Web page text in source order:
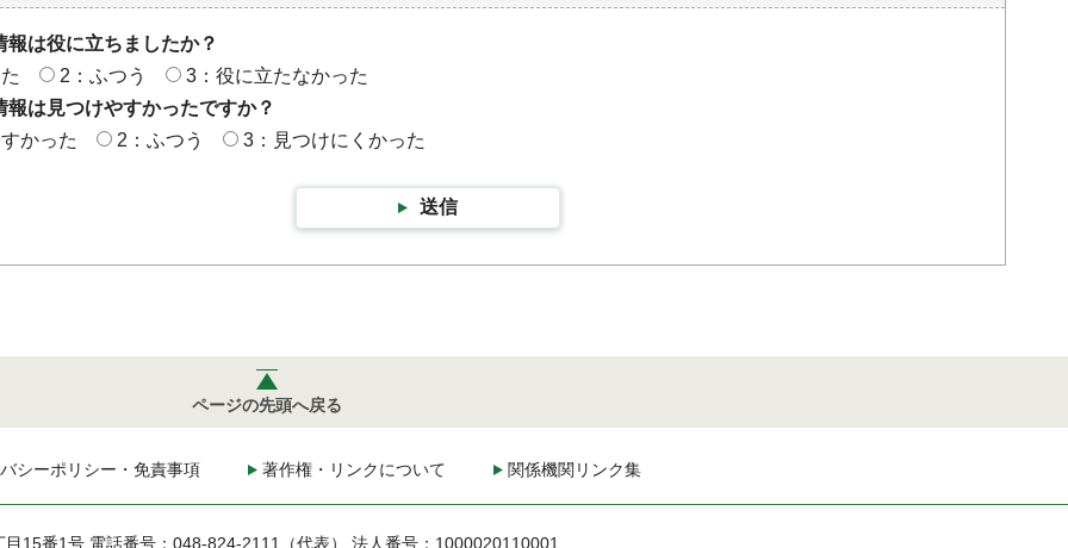
報は役に立ちましたか？
2：ふつう
3：役に立たなかった
報は見つけやすかったですか？
かった
2：ふつう 3：見つけにくかった
送信
ページの先頭へ戻る
シーポリシー・免責事項 著作権・リンクについて 関係機関リンク集
目15番1号 電話番号：048-824-2111（代表） 法人番号：1000020110001